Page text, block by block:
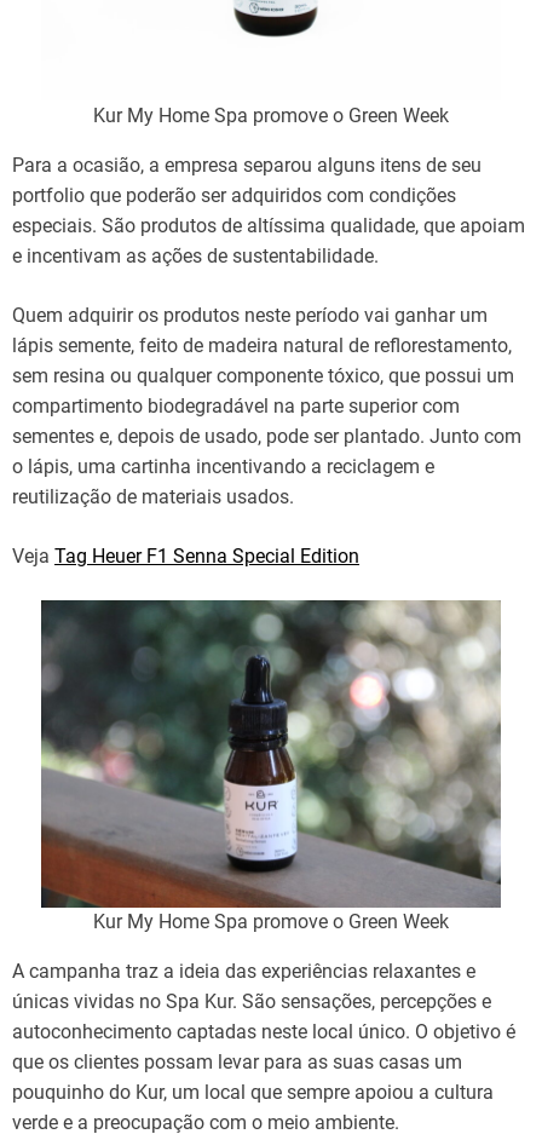
Kur My Home Spa promove o Green Week
Para a ocasião, a empresa separou alguns itens de seu
portfolio que poderão ser adquiridos com condições
especiais. São produtos de altíssima qualidade, que apoiam
e incentivam as ações de sustentabilidade.
Quem adquirir os produtos neste período vai ganhar um
lápis semente, feito de madeira natural de reflorestamento,
sem resina ou qualquer componente tóxico, que possui um
compartimento biodegradável na parte superior com
sementes e, depois de usado, pode ser plantado. Junto com
o lápis, uma cartinha incentivando a reciclagem e
reutilização de materiais usados.
Veja Tag Heuer F1 Senna Special Edition
Kur My Home Spa promove o Green Week
A campanha traz a ideia das experiências relaxantes e
únicas vividas no Spa Kur. São sensações, percepções e
autoconhecimento captadas neste local único. O objetivo é
que os clientes possam levar para as suas casas um
pouquinho do Kur, um local que sempre apoiou a cultura
verde e a preocupação com o meio ambiente.